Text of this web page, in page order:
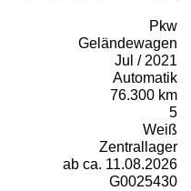
Pkw
Geländewagen
Jul / 2021
Automatik
76.300 km
5
Weiß
Zentrallager
ab ca. 11.08.2026
G0025430